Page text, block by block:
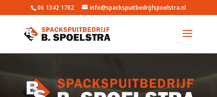
06 1342 1782 info@spackspuitbedrijfspoelstra.nl